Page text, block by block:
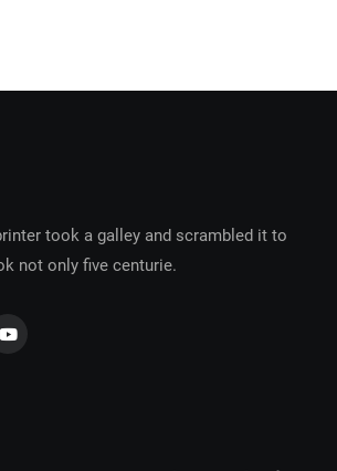
took a galley and scrambled it to
not only five centurie.